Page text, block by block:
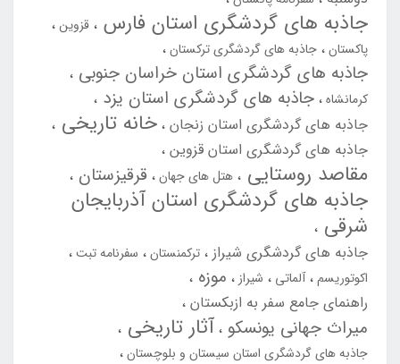
جاذبه های گردشگری استان فارس
قزوین
پاکستان جاذبه های گردشگری ترکستان
جاذبه های گردشگری استان خراسان جنوبی
کرمانشاه جاذبه های گردشگری استان یزد
جاذبه های گردشگری استان زنجان خانه تاریخی
جاذبه های گردشگری استان قزوین
مقاصد روستایی هتل های جهان قرقیزستان
جاذبه های گردشگری استان آذربایجان
شرقی
جاذبه های گردشگری شیراز ترکمنستان
سفرنامه تبت
اکوتوریسم آلماتی شیراز موزه
راهنمای جامع سفر به ازبکستان
میراث جهانی یونسکو آثار تاریخی
جاذبه های گردشگری استان سیستان و بلوچستان